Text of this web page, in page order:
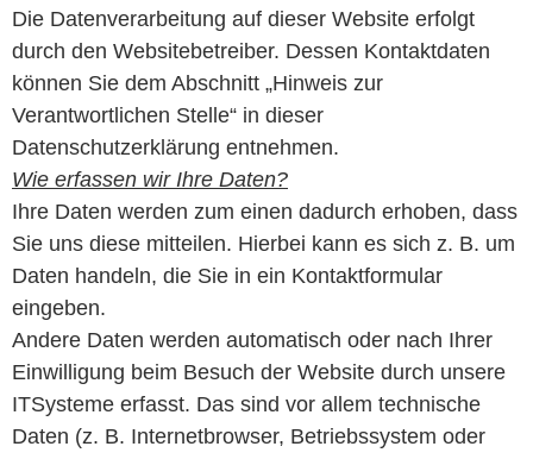
Die Datenverarbeitung auf dieser Website erfolgt
durch den Websitebetreiber. Dessen Kontaktdaten
können Sie dem Abschnitt „Hinweis zur
Verantwortlichen Stelle“ in dieser
Datenschutzerklärung entnehmen.
Wie erfassen wir Ihre Daten?
Ihre Daten werden zum einen dadurch erhoben, dass
Sie uns diese mitteilen. Hierbei kann es sich z. B. um
Daten handeln, die Sie in ein Kontaktformular
eingeben.
Andere Daten werden automatisch oder nach Ihrer
Einwilligung beim Besuch der Website durch unsere
ITSysteme erfasst. Das sind vor allem technische
Daten (z. B. Internetbrowser, Betriebssystem oder